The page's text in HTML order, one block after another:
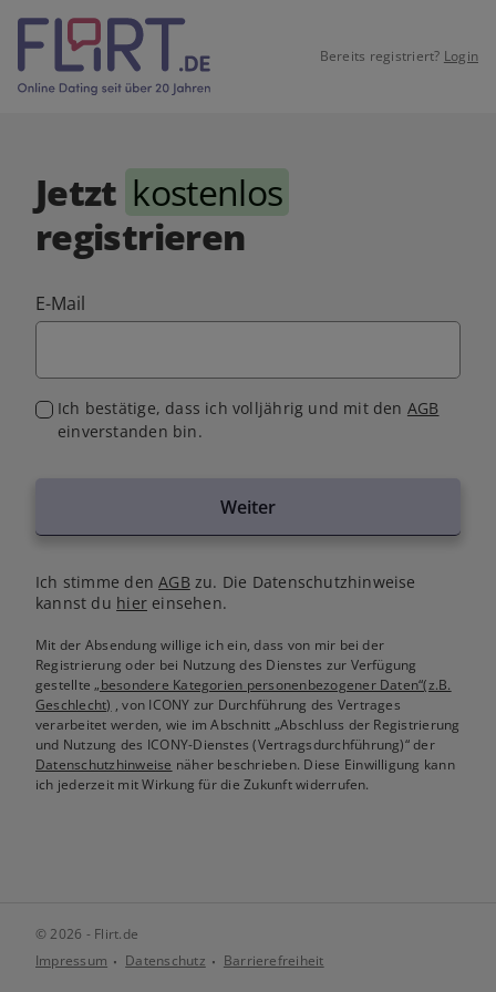
Bereits registriert? Login
Jetzt kostenlos
registrieren
E-Mail
Ich bestätige, dass ich volljährig und mit den AGB
einverstanden bin.
Weiter
Ich stimme denAGB zu. Die Datenschutzhinweise
kannst du hiereinsehen.
Mit der Absendung willige ich ein, dass von mir bei der
Registrierung oder bei Nutzung des Dienstes zur Verfügung
gestellte„besondere Kategorien personenbezogener Daten“(z.B.
Geschlecht) , von ICONY zur Durchführung des Vertrages
verarbeitet werden, wie im Abschnitt „Abschluss der Registrierung
und Nutzung des ICONY-Dienstes (Vertragsdurchführung)“ der
Datenschutzhinweise näher beschrieben. Diese Einwilligung kann
ich jederzeit mit Wirkung für die Zukunft widerrufen.
© 2026 - Flirt.de
Impressum
Datenschutz Barrierefreiheit